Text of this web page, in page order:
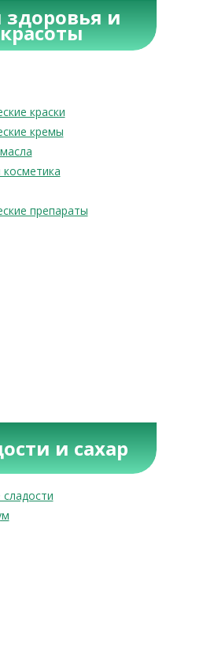
и
красоты
краски
кремы
препараты
и сахар